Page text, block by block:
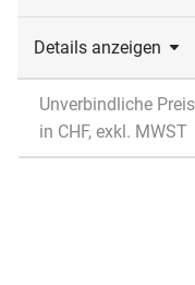
Details anzeigen
Unverbindliche
in CHF, exkl. MWST